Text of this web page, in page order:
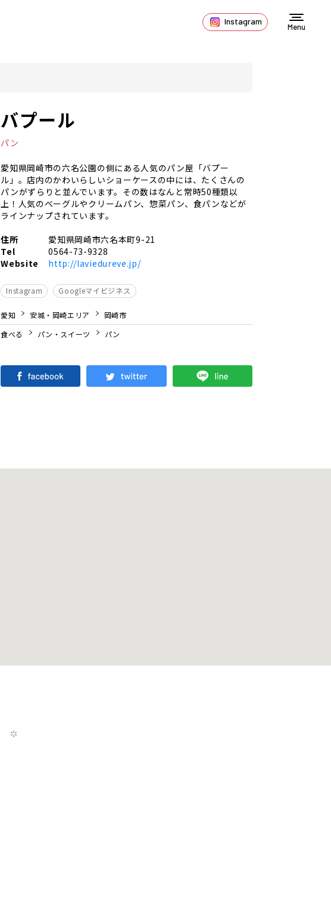
Instagram
Menu
バプール
パン
愛知県岡崎市の六名公園の側にある人気のパン屋「バプー
ル」。店内のかわいらしいショーケースの中には、たくさんの
パンがずらりと並んでいます。その数はなんと常時50種類以
上！人気のベーグルやクリームパン、惣菜パン、食パンなどが
ラインナップされています。
住所
愛知県岡崎市六名本町9-21
Tel
0564-73-9328
Website
http://laviedureve.jp/
Instagram Googleマイビジネス
愛知 安城・岡崎エリア
岡崎市
食べる
パン・スイーツ パン